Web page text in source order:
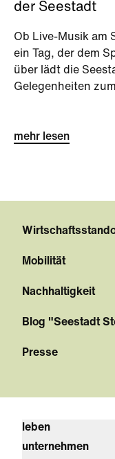
der Seestadt
Ob Live-Musik am
ein Tag, der dem
über lädt die
Gelegenheiten
mehr lesen
Mobilität
Nachhaltigkeit
Blog "Seestadt
Presse
leben
unternehmen